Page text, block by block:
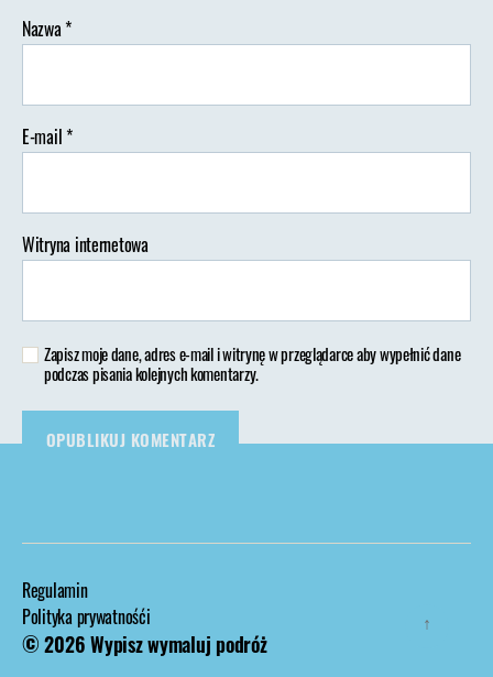
Nazwa*
E-mail*
Witryna internetowa
Zapisz moje dane, adres e-mail i witrynę w przeglądarce aby wypełnić dane
podczas pisania kolejnych komentarzy.
Regulamin
Polityka prywatnośći
© 2026Wypisz wymaluj podróż
↑